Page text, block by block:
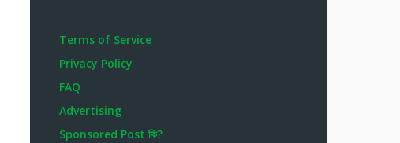
Terms of Service
Privacy Policy
FAQ
Advertising
Sponsored Post কি?